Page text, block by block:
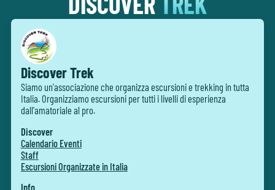
Discover Trek
Siamo un'associazione che organizza escursioni e trekking in tutta
Italia. Organizziamo escursioni per tutti i livelli di esperienza
dall'amatoriale al pro.
Discover
Calendario Eventi
Staff
Escursioni Organizzate in Italia
Info